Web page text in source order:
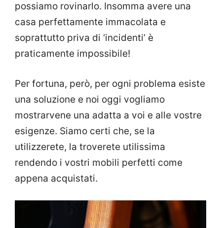
possiamo rovinarlo. Insomma avere una
casa perfettamente immacolata e
soprattutto priva di ‘incidenti’ è
praticamente impossibile!
Per fortuna, però, per ogni problema esiste
una soluzione e noi oggi vogliamo
mostrarvene una adatta a voi e alle vostre
esigenze. Siamo certi che, se la
utilizzerete, la troverete utilissima
rendendo i vostri mobili perfetti come
appena acquistati.